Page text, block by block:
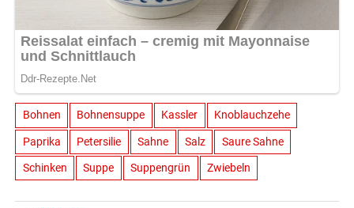
Bohnen Bohnensuppe Kassler Knoblauchzehe
Paprika Petersilie Sahne Salz Saure Sahne
Schinken Suppe Suppengrün Zwiebeln